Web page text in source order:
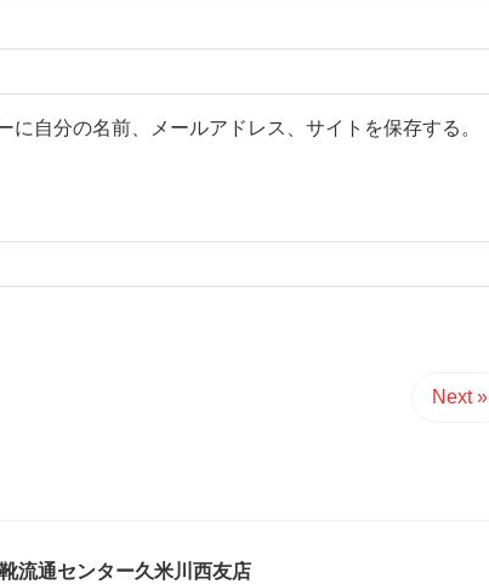
自分の名前、メールアドレス、サイトを保存する。
Next »
流通センター久米川西友店